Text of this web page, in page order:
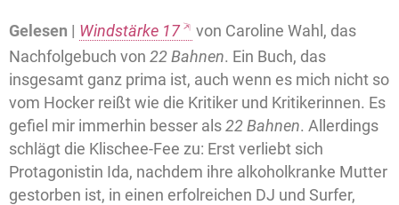
Gelesen | Windstärke 17
von Caroline Wahl, das
Nachfolgebuch von 22 Bahnen. Ein Buch, das
insgesamt ganz prima ist, auch wenn es mich nicht so
vom Hocker reißt wie die Kritiker und Kritikerinnen. Es
gefiel mir immerhin besser als22 Bahnen. Allerdings
schlägt die Klischee-Fee zu: Erst verliebt sich
Protagonistin Ida, nachdem ihre alkoholkranke Mutter
gestorben ist, in einen erfolreichen DJ und Surfer,